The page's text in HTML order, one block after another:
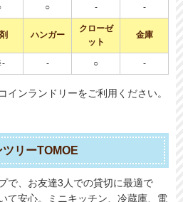
○ - -
ハンガー
クローゼ
ット
金庫
- ○ -
ンランドリーをご利用ください。
ツリーTOMOE
で、お友達3人での貸切に最適で
て安心。ミニキッチン、冷蔵庫、電